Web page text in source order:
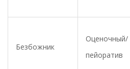
Безбожник
Оценочный/
пейоратив